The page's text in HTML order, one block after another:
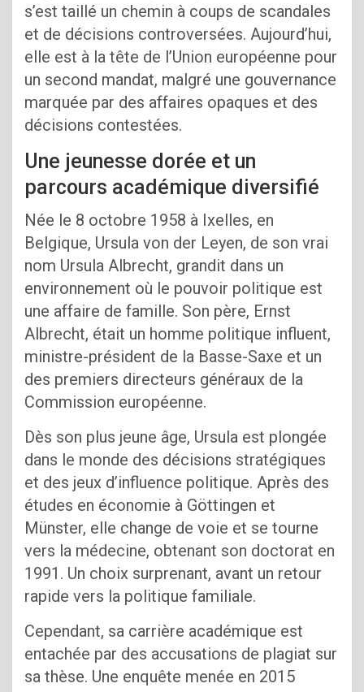
s’est taillé un chemin à coups de scandales
et de décisions controversées. Aujourd’hui,
elle est à la tête de l’Union européenne pour
un second mandat, malgré une gouvernance
marquée par des affaires opaques et des
décisions contestées.
Une jeunesse dorée et un
parcours académique diversifié
Née le 8 octobre 1958 à Ixelles, en
Belgique, Ursula von der Leyen, de son vrai
nom Ursula Albrecht, grandit dans un
environnement où le pouvoir politique est
une affaire de famille. Son père, Ernst
Albrecht, était un homme politique influent,
ministre-président de la Basse-Saxe et un
des premiers directeurs généraux de la
Commission européenne.
Dès son plus jeune âge, Ursula est plongée
dans le monde des décisions stratégiques
et des jeux d’influence politique. Après des
études en économie à Göttingen et
Münster, elle change de voie et se tourne
vers la médecine, obtenant son doctorat en
1991. Un choix surprenant, avant un retour
rapide vers la politique familiale.
Cependant, sa carrière académique est
entachée par des accusations de plagiat sur
sa thèse. Une enquête menée en 2015